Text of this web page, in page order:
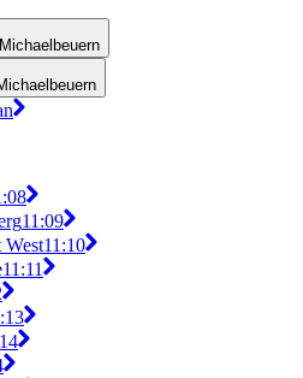
11:09
West11:10
11:11